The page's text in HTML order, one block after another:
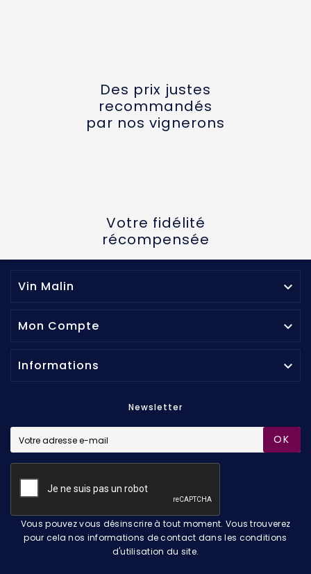
Des prix justes
recommandés
par nos vignerons
Votre fidélité
récompensée
Vin Malin 
Mon Compte 
Informations 
Newsletter
OK
Vous pouvez vous désinscrire à tout moment. Vous trouverez
pour cela nos informations de contact dans les conditions
d'utilisation du site.